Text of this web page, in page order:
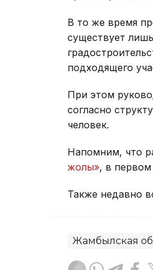
В то же время
существует
подходящего
При этом
согласно
человек.
Напомним, что
жолы», в
Также недавно
Жамбылская